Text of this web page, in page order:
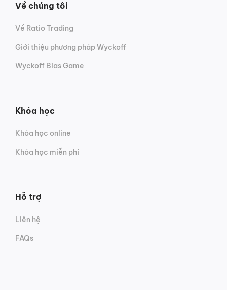
Về chúng tôi
Về Ratio Trading
Giới thiệu phương pháp Wyckoff
Wyckoff Bias Game
Khóa học
Khóa học online
Khóa học miễn phí
Hỗ trợ
Liên hệ
FAQs